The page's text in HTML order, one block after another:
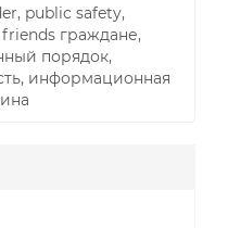
public safety,
граждане,
порядок,
информационная